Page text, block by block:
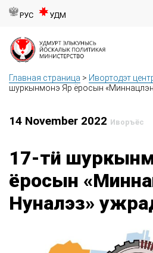
РУС УДМ
Главная страница > Ивортодэт
шуркынмонэ Яр ёросын
14 November 2022 Иворъёс
17-тӥ
ёросын
Нуналэз»